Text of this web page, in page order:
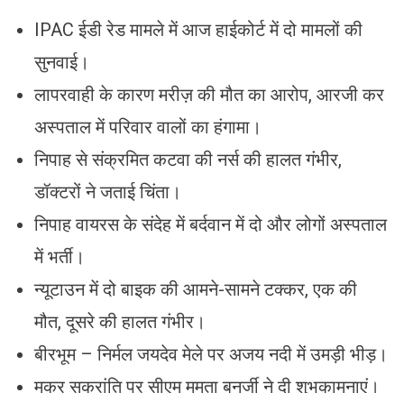
IPAC ईडी रेड मामले में आज हाईकोर्ट में दो मामलों की
सुनवाई।
लापरवाही के कारण मरीज़ की मौत का आरोप, आरजी कर
अस्पताल में परिवार वालों का हंगामा।
निपाह से संक्रमित कटवा की नर्स की हालत गंभीर,
डॉक्टरों ने जताई चिंता।
निपाह वायरस के संदेह में बर्दवान में दो और लोगों अस्पताल
में भर्ती।
न्यूटाउन में दो बाइक की आमने-सामने टक्कर, एक की
मौत, दूसरे की हालत गंभीर।
बीरभूम – निर्मल जयदेव मेले पर अजय नदी में उमड़ी भीड़।
मकर सक्रांति पर सीएम ममता बनर्जी ने दी शुभकामनाएं।